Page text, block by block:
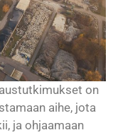
on
aihe, jota
ja ohjaamaan